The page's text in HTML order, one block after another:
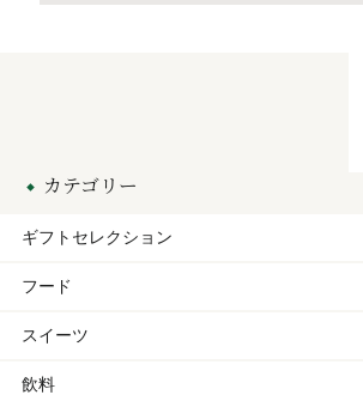
カテゴリー
ギフトセレクション
フード
スイーツ
飲料